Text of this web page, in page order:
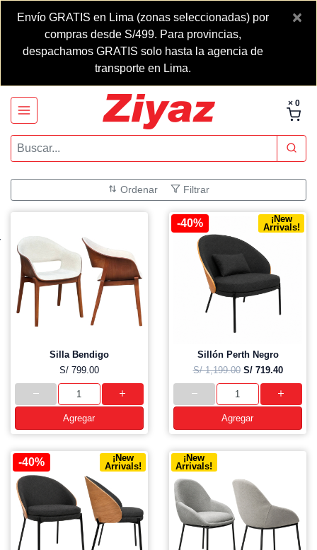
Envío GRATIS en Lima (zonas seleccionadas) por
compras desde S/499. Para provincias,
despachamos GRATIS solo hasta la agencia de
transporte en Lima.
×
× 0
Ordenar Filtrar
Silla Bendigo
S/ 799.00
Agregar
-40%
¡New
Arrivals!
Sillón Perth Negro
S/ 1,199.00 S/ 719.40
Agregar
-40%
¡New
Arrivals!
¡New
Arrivals!